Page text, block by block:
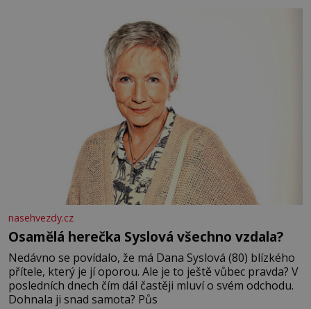
nasehvezdy.cz
Osamělá herečka Syslová všechno vzdala?
Nedávno se povídalo, že má Dana Syslová (80) blízkého
přítele, který je jí oporou. Ale je to ještě vůbec pravda? V
posledních dnech čím dál častěji mluví o svém odchodu.
Dohnala ji snad samota? Půs